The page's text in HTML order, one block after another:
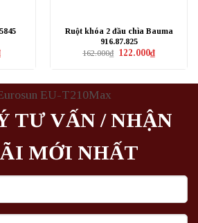
Giá
hiện
83.000₫.
Ruột khóa 2 đầu chìa Bauma
916.87.825
162.000₫ Giá
122.000₫Giá
hiện
122.000₫.
TƯ VẤN / NHẬN
MỚI NHẤT